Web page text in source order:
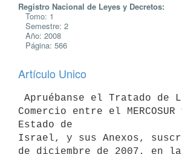
Registro Nacional de Leyes y Decretos:
Tomo: 1
Semestre: 2
Año: 2008
Página: 566
Artículo Unico
Comercio entre el
Estado de
Israel, y sus Anexos,
de diciembre de 2007, en